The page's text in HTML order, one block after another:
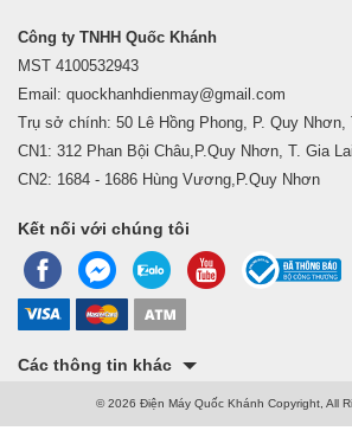
Công ty TNHH Quốc Khánh
MST 4100532943
Email: quockhanhdienmay@gmail.com
Trụ sở chính: 50 Lê Hồng Phong, P. Quy Nhơn,
CN1: 312 Phan Bội Châu,P.Quy Nhơn, T. Gia Lai
CN2: 1684 - 1686 Hùng Vương,P.Quy Nhơn
Kết nối với chúng tôi
Các thông tin khác
© 2026 Điện Máy Quốc Khánh Copyright, All